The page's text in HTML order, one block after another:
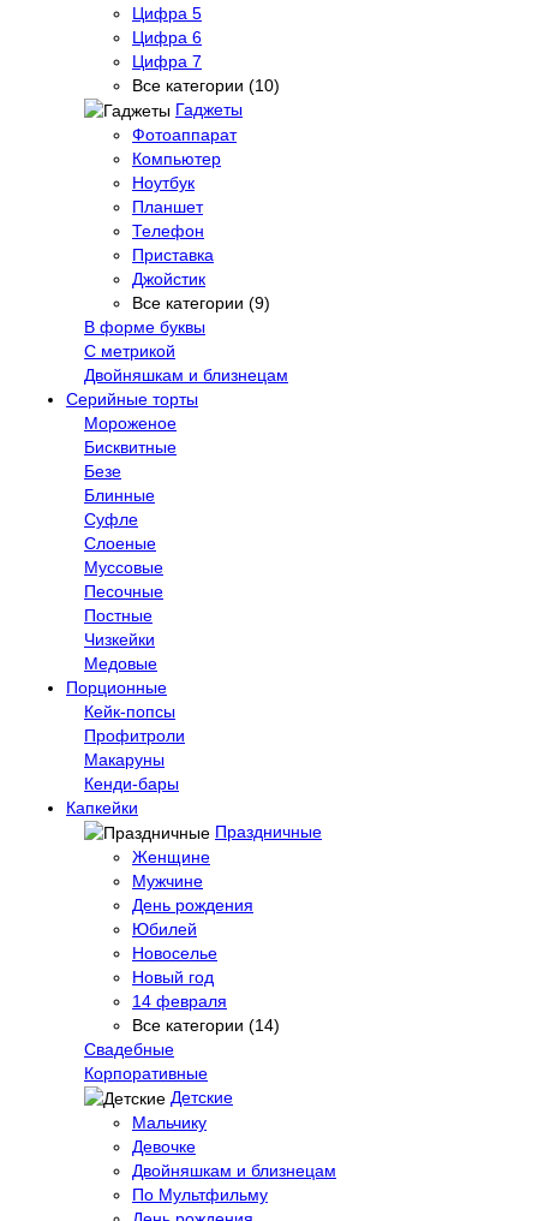
Цифра 5
Цифра 6
Цифра 7
Все категории (10)
Гаджеты
Фотоаппарат
Компьютер
Ноутбук
Планшет
Телефон
Приставка
Джойстик
Все категории (9)
В форме буквы
С метрикой
Двойняшкам и близнецам
Серийные торты
Мороженое
Бисквитные
Безе
Блинные
Суфле
Слоеные
Муссовые
Песочные
Постные
Чизкейки
Медовые
Порционные
Кейк-попсы
Профитроли
Макаруны
Кенди-бары
Капкейки
Праздничные
Женщине
Мужчине
День рождения
Юбилей
Новоселье
Новый год
14 февраля
Все категории (14)
Свадебные
Корпоративные
Детские
Мальчику
Девочке
Двойняшкам и близнецам
По Мультфильму